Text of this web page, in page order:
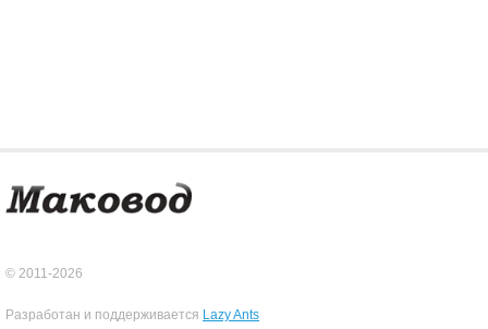
© 2011-2026
Разработан и поддерживается Lazy Ants